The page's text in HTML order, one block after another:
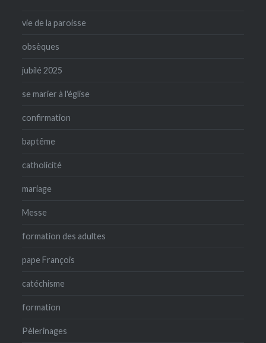
vie de la paroisse
obsèques
jubilé 2025
se marier à l'église
confirmation
baptême
catholicité
mariage
Messe
formation des adultes
pape François
catéchisme
formation
Pèlerinages